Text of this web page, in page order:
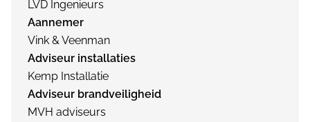
LVD Ingenieurs
Aannemer
Vink & Veenman
Adviseur installaties
Kemp Installatie
Adviseur brandveiligheid
MVH adviseurs